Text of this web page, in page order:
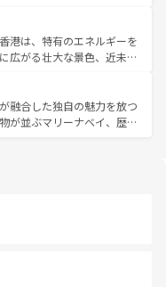
トナムコーヒーなどは、ぜ
を訪れてもあたたかい人々
きっと忘れられない旅にな
はチェンマイなどの山岳地
プーケットやクラビの美し
むことができる。タイ料理
どの季節にも異なる楽しみ
イの人々、仏教を中心とし
が、訪れる旅人を魅了し続
港は、特有のエネルギーを
広がる壮大な景色、近未来
ず。観光スポットが密集し
れるのも魅力。息をのむよ
、香港を存分に楽しみ尽く
融合した独自の魅力を放つ
が並ぶマリーナベイ、歴史
楽しめる外せないスポット